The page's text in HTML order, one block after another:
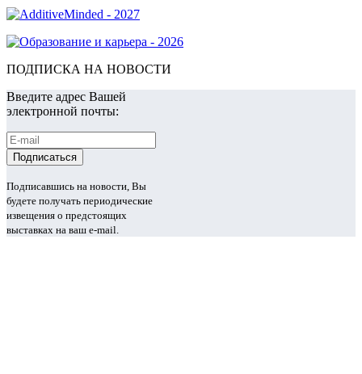
ПОДПИСКА НА НОВОСТИ
Введите адрес Вашей
электронной почты:
Подписавшись на новости, Вы
будете получать периодические
извещения о предстоящих
выставках на ваш e-mail.